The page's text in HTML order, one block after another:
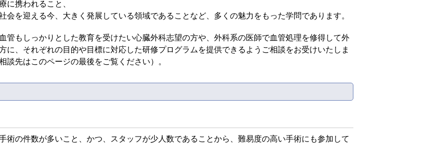
に携われること、
を迎える今、大きく発展している領域であることなど、多くの魅力をもった学問であります。
管もしっかりとした教育を受けたい心臓外科志望の方や、外科系の医師で血管処理を修得して外
に、それぞれの目的や目標に対応した研修プログラムを提供できるようご相談をお受けいたしま
先はこのページの最後をご覧ください）。
術の件数が多いこと、かつ、スタッフが少人数であることから、難易度の高い手術にも参加して